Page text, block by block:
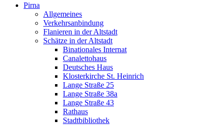
Pirna
Allgemeines
Verkehrsanbindung
Flanieren in der Altstadt
Schätze in der Altstadt
Binationales Internat
Canalettohaus
Deutsches Haus
Klosterkirche St. Heinrich
Lange Straße 25
Lange Straße 38a
Lange Straße 43
Rathaus
Stadtbibliothek